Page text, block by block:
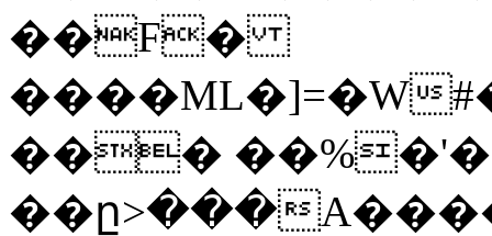
��F�
����ML�]=�W
���
��ը>���